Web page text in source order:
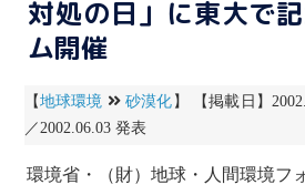
対処の日」に東大で
ム開催
【地球環境 砂漠化 】 【掲載日】
／2002.06.03 発表
環境省・（財）地球・人間環境フ